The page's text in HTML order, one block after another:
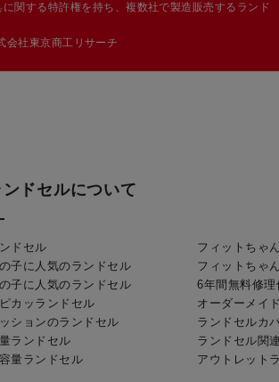
関する特許権を持ち、複数社で製造販売するランド
会社東京商工リサーチ
ンドセルについて
ドセル
子に人気のランドセル
子に人気のランドセル
カッランドセル
ションのランドセル
ランドセル
量ランドセル
フィットちゃ
フィットちゃ
6年間無料修理
オーダーメイ
ランドセルカ
ランドセル関
アウトレット